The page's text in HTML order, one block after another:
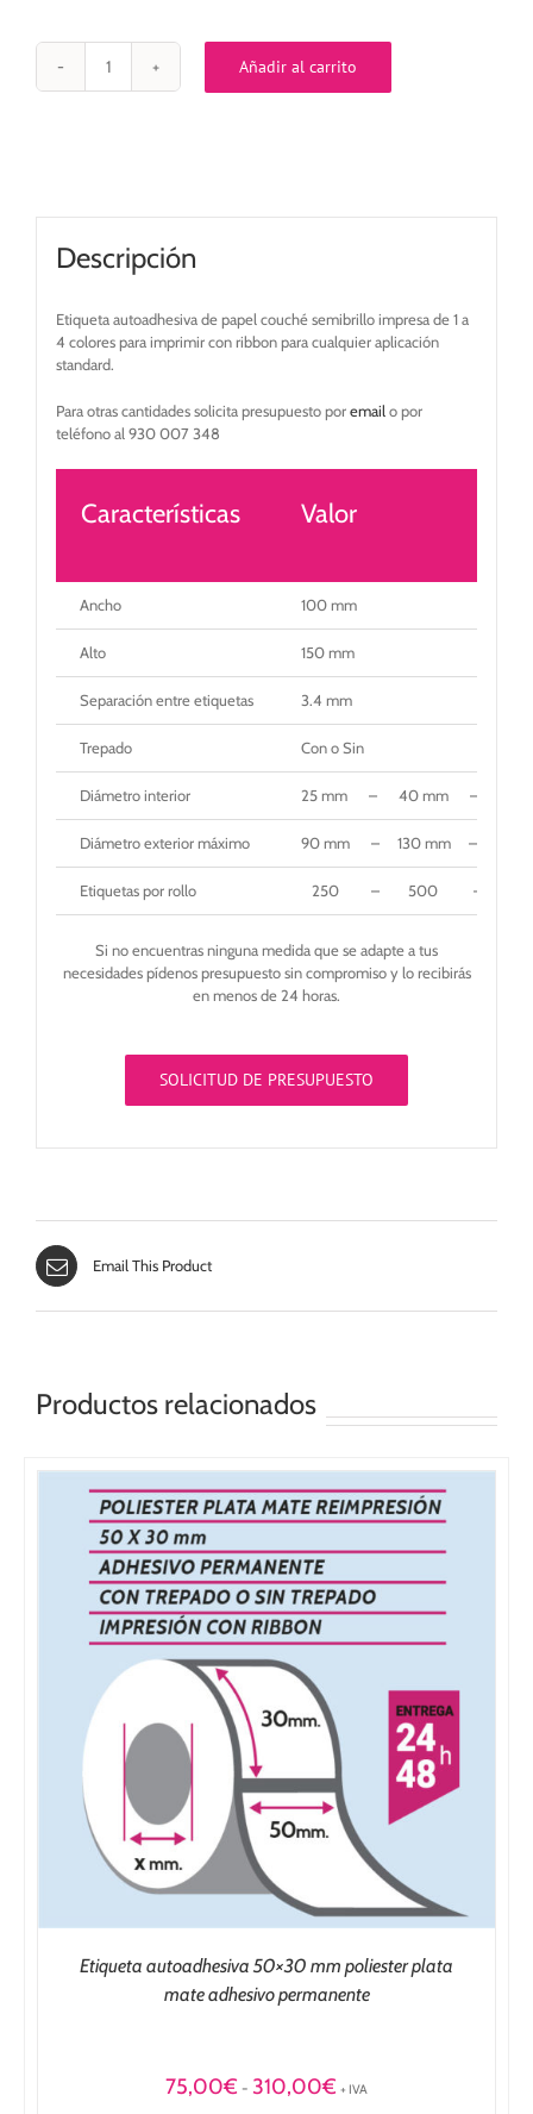
Etiqueta
autoadhesiva
impresa
a
4
colores
Añadir al carrito
Descripción
Etiqueta autoadhesiva de papel couché semibrillo impresa de 1 a
4 colores para imprimir con ribbon para cualquier aplicación
standard.
Para otras cantidades solicita presupuesto poremail o por
teléfono al 930 007 348
Características Valor
Ancho 100 mm
Alto 150 mm
Separación entre etiquetas 3.4 mm
Trepado Con o Sin
Diámetro interior 25 mm – 40 mm – 50
Diámetro exterior máximo 90 mm – 130 mm – 140
Etiquetas por rollo 250 – 500 –
Si no encuentras ninguna medida que se adapte a tus
necesidades pídenos presupuesto sin compromiso y lo recibirás
en menos de 24 horas.
SOLICITUD DE PRESUPUESTO
Email This Product
Productos relacionados
Etiqueta autoadhesiva 50×30 mm poliester plata
mate adhesivo permanente
75,00€ - 310,00€Rango
+ IVA